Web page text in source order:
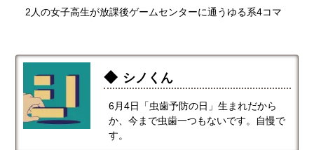
2人の女子高生が放課後ゲームセンターに通うゆる系4コマ
シノくん
6月4日「虫歯予防の日」生まれだから
か、今まで虫歯一つもないです。自慢で
す。